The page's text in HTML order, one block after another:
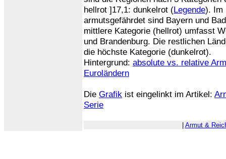
hellrot ]17,1: dunkelrot (Legende). Im
armutsgefährdet sind Bayern und
mittlere Kategorie (hellrot) umfasst
und Brandenburg. Die restlichen
die höchste Kategorie (dunkelrot).
Hintergrund: absolute vs. relative
Euroländern
Die Grafik ist eingelinkt im Artikel:
Serie
Armut &